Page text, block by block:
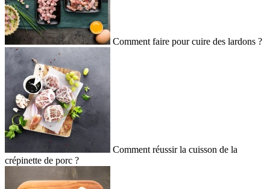
Comment faire pour cuire des lardons ?
Comment réussir la cuisson de la
crépinette de porc ?